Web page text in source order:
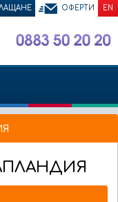
ОФЕРТИ EN